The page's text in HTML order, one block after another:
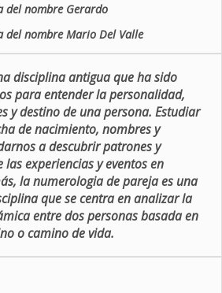
del nombre Gerardo
del nombre Mario Del Valle
disciplina antigua que ha sido
para entender la personalidad,
y destino de una persona. Estudiar
de nacimiento, nombres y
a descubrir patrones y
experiencias y eventos en
la numerologia de pareja es una
que se centra en analizar la
entre dos personas basada en
o camino de vida.